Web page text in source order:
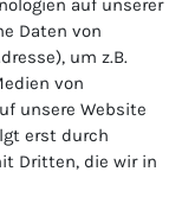
auf unserer
Daten von
um z.B.
von
unsere Website
erst durch
Dritten, die wir in